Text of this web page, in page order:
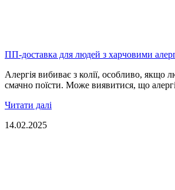
ПП-доставка для людей з харчовими
Алергія вибиває з колії, особливо, якщо
смачно поїсти. Може виявитися, що
Читати далі
14.02.2025